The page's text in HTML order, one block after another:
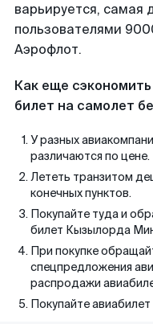
варьируется, самая
пользователями
Аэрофлот.
Как еще
билет на самолет
У разных
различаются по цене.
Лететь транзитом
конечных пунктов.
Покупайте туда и
билет Кызылорда
При покупке
спецпредложения
распродажи
Покупайте